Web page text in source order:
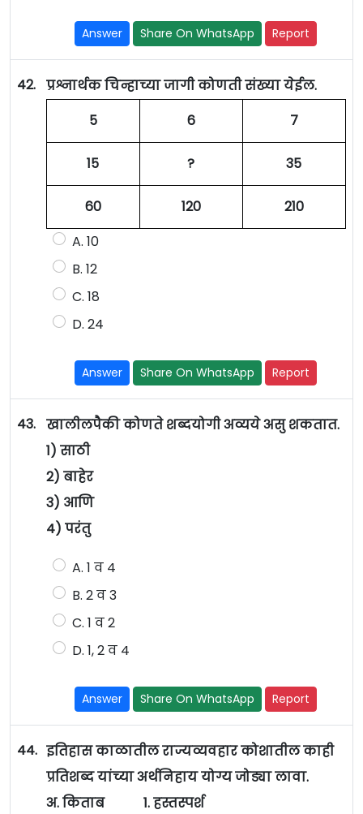
Answer Share On WhatsApp Report
42. प्रश्नार्थक चिन्हाच्या जागी कोणती संख्या येईल.
5
6 7
15 ? 35
60 120
210
A. 10
B. 12
C. 18
D. 24
Answer Share On WhatsApp Report
43. खालीलपैकी कोणते शब्दयोगी अव्यये असु शकतात.
1) साठी
2) बाहेर
3) आणि
4) परंतु
A. 1 व 4
B. 2 व 3
C. 1 व 2
D. 1, 2 व 4
Answer Share On WhatsApp Report
44. इतिहास काळातील राज्यव्यवहार कोशातील काही
प्रतिशब्द यांच्या अर्थनिहाय योग्य जोड्या लावा.
अ. किताब 1. हस्तस्पर्श